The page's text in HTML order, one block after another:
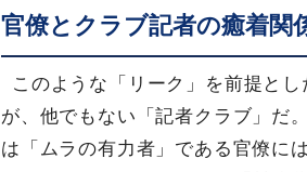
官僚とクラブ記者の癒着関
このような「リーク」を前提と
が、他でもない「記者クラブ」だ
は「ムラの有力者」である官僚に